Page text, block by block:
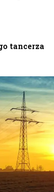
tancerza